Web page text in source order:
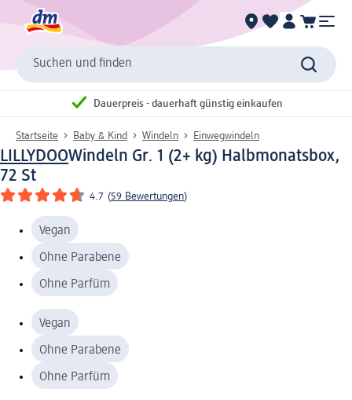
Suchen und finden
Dauerpreis - dauerhaft günstig einkaufen
Startseite Baby & Kind Windeln Einwegwindeln
LILLYDOOWindeln Gr. 1 (2+ kg) Halbmonatsbox,
72 St
4.7 (59 Bewertungen)
Vegan
Ohne Parabene
Ohne Parfüm
Vegan
Ohne Parabene
Ohne Parfüm